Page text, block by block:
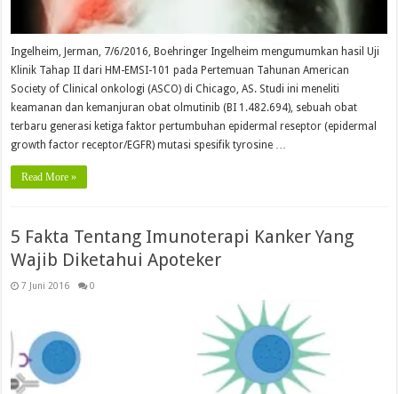
Ingelheim, Jerman, 7/6/2016, Boehringer Ingelheim mengumumkan hasil Uji
Klinik Tahap II dari HM-EMSI-101 pada Pertemuan Tahunan American
Society of Clinical onkologi (ASCO) di Chicago, AS. Studi ini meneliti
keamanan dan kemanjuran obat olmutinib (BI 1.482.694), sebuah obat
terbaru generasi ketiga faktor pertumbuhan epidermal reseptor (epidermal
growth factor receptor/EGFR) mutasi spesifik tyrosine …
Read More »
5 Fakta Tentang Imunoterapi Kanker Yang
Wajib Diketahui Apoteker
7 Juni 2016 0